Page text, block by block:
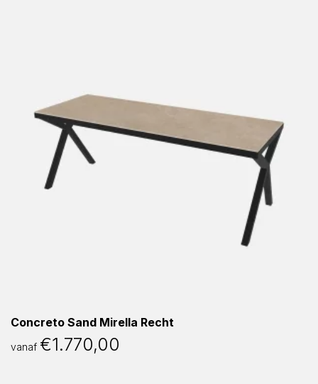
Concreto Sand Mirella Recht
vanaf €1.770,00